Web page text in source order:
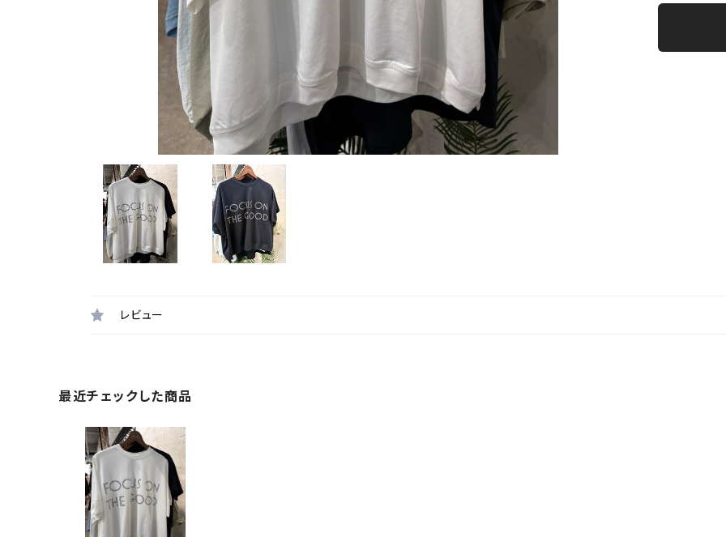
レビュー
最近チェックした商品